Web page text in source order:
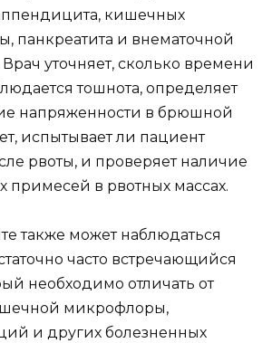
кишечных
панкреатита и внематочной
уточняет, сколько времени
тошнота, определяет
напряженности в брюшной
испытывает ли пациент
рвоты, и проверяет наличие
примесей в рвотных массах.
также может наблюдаться
часто встречающийся
необходимо отличать от
микрофлоры,
и других болезненных